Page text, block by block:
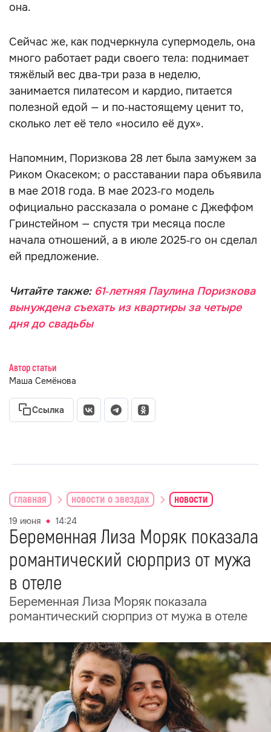
она.
Сейчас же, как подчеркнула супермодель, она
много работает ради своего тела: поднимает
тяжёлый вес два‑три раза в неделю,
занимается пилатесом и кардио, питается
полезной едой — и по‑настоящему ценит то,
сколько лет её тело «носило её дух».
Напомним, Поризкова 28 лет была замужем за
Риком Окасеком; о расставании пара объявила
в мае 2018 года. В мае 2023‑го модель
официально рассказала о романе с Джеффом
Гринстейном — спустя три месяца после
начала отношений, а в июле 2025‑го он сделал
ей предложение.
Читайте также: 61‑летняя Паулина Поризкова
вынуждена съехать из квартиры за четыре
дня до свадьбы
Автор статьи
Маша Семёнова
Ссылка
главная новости о звездах новости
19 июня 14:24
Беременная Лиза Моряк показала
романтический сюрприз от мужа
в отеле
Беременная Лиза Моряк показала
романтический сюрприз от мужа в отеле